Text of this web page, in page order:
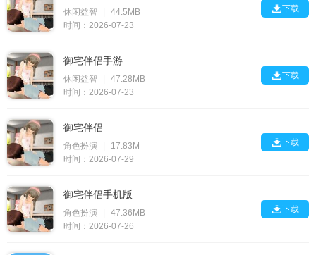
休闲益智
44.5MB
时间：2026-07-23
下载
御宅伴侣手游
休闲益智
47.28MB
时间：2026-07-23
下载
御宅伴侣
角色扮演
17.83M
时间：2026-07-29
下载
御宅伴侣手机版
角色扮演
47.36MB
时间：2026-07-26
下载